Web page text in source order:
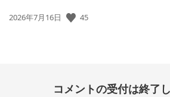
公
2026年7月16日 45
コメントの受付は終了し